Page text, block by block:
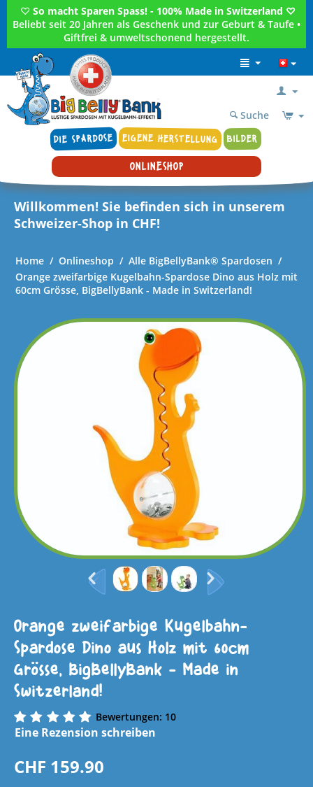
♡ So macht Sparen Spass! - 100% Made in Switzerland ♡
Beliebt seit 20 Jahren als Geschenk und zur Geburt & Taufe •
Giftfrei & umweltschonend hergestellt.
DIE SPARDOSE EIGENE HERSTELLUNG BILDER
Suche
ONLINESHOP
Willkommen! Sie befinden sich in unserem
Schweizer-Shop in CHF!
Home / Onlineshop / Alle BigBellyBank® Spardosen /
Orange zweifarbige Kugelbahn-Spardose Dino aus Holz mit
60cm Grösse, BigBellyBank - Made in Switzerland!
Orange zweifarbige Kugelbahn-
Spardose Dino aus Holz mit 60cm
Grösse, BigBellyBank - Made in
Switzerland!
Bewertungen: 10
Eine Rezension schreiben
CHF 159.90